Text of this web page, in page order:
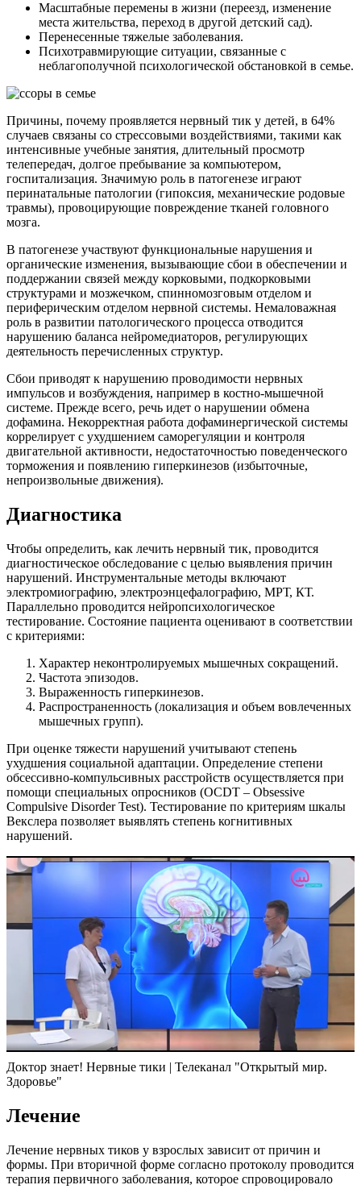
Масштабные перемены в жизни (переезд, изменение
места жительства, переход в другой детский сад).
Перенесенные тяжелые заболевания.
Психотравмирующие ситуации, связанные с
неблагополучной психологической обстановкой в семье.
Причины, почему проявляется нервный тик у детей, в 64%
случаев связаны со стрессовыми воздействиями, такими как
интенсивные учебные занятия, длительный просмотр
телепередач, долгое пребывание за компьютером,
госпитализация. Значимую роль в патогенезе играют
перинатальные патологии (гипоксия, механические родовые
травмы), провоцирующие повреждение тканей головного
мозга.
В патогенезе участвуют функциональные нарушения и
органические изменения, вызывающие сбои в обеспечении и
поддержании связей между корковыми, подкорковыми
структурами и мозжечком, спинномозговым отделом и
периферическим отделом нервной системы. Немаловажная
роль в развитии патологического процесса отводится
нарушению баланса нейромедиаторов, регулирующих
деятельность перечисленных структур.
Сбои приводят к нарушению проводимости нервных
импульсов и возбуждения, например в костно-мышечной
системе. Прежде всего, речь идет о нарушении обмена
дофамина. Некорректная работа дофаминергической системы
коррелирует с ухудшением саморегуляции и контроля
двигательной активности, недостаточностью поведенческого
торможения и появлению гиперкинезов (избыточные,
непроизвольные движения).
Диагностика
Чтобы определить, как лечить нервный тик, проводится
диагностическое обследование с целью выявления причин
нарушений. Инструментальные методы включают
электромиографию, электроэнцефалографию, МРТ, КТ.
Параллельно проводится нейропсихологическое
тестирование. Состояние пациента оценивают в соответствии
с критериями:
Характер неконтролируемых мышечных сокращений.
Частота эпизодов.
Выраженность гиперкинезов.
Распространенность (локализация и объем вовлеченных
мышечных групп).
При оценке тяжести нарушений учитывают степень
ухудшения социальной адаптации. Определение степени
обсессивно-компульсивных расстройств осуществляется при
помощи специальных опросников (OCDT – Obsessive
Compulsive Disorder Test). Тестирование по критериям шкалы
Векслера позволяет выявлять степень когнитивных
нарушений.
Доктор знает! Нервные тики | Телеканал "Открытый мир.
Здоровье"
Лечение
Лечение нервных тиков у взрослых зависит от причин и
формы. При вторичной форме согласно протоколу проводится
терапия первичного заболевания, которое спровоцировало